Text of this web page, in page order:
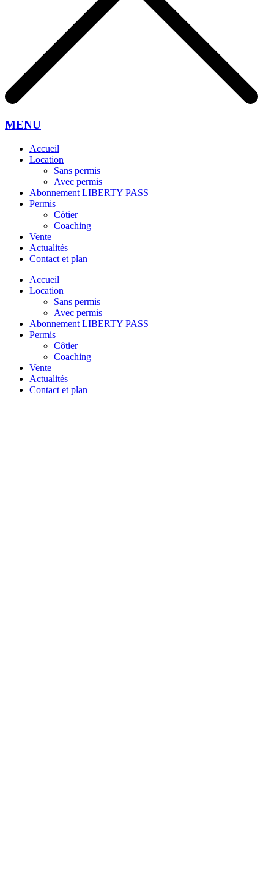
MENU
Accueil
Location
Sans permis
Avec permis
Abonnement LIBERTY PASS
Permis
Côtier
Coaching
Vente
Actualités
Contact et plan
Accueil
Location
Sans permis
Avec permis
Abonnement LIBERTY PASS
Permis
Côtier
Coaching
Vente
Actualités
Contact et plan